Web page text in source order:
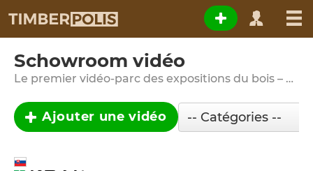
Schowroom vidéo
Le premier vidéo-parc des expositions du bois – parfois, ça vaut la peine de voir quelque chose au moins une fois …
Ajouter une vidéo